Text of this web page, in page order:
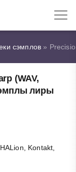
сэмплов »
(WAV,
лиры
Kontakt,